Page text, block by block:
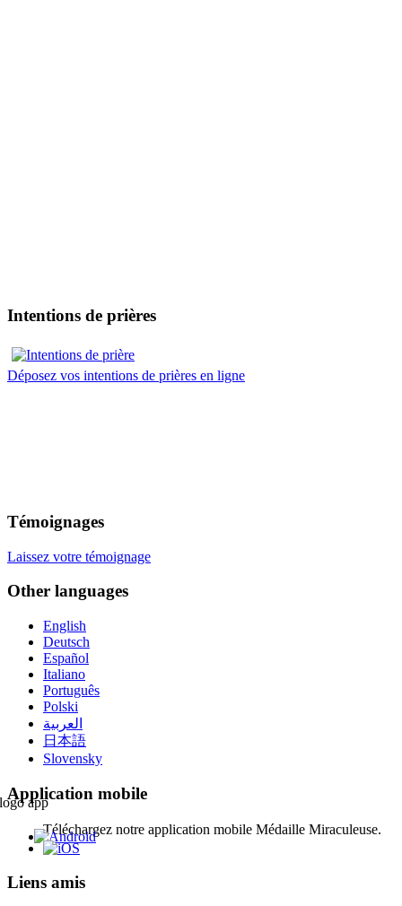
Intentions de prières
Déposez vos intentions de prières en ligne
Témoignages
Laissez votre témoignage
Other languages
English
Deutsch
Español
Italiano
Português
Polski
العربية
日本語
Slovensky
Application mobile
Téléchargez notre application mobile Médaille Miraculeuse.
Liens amis